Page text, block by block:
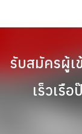
to
รับสมัครผู้เ
เร็วเรื